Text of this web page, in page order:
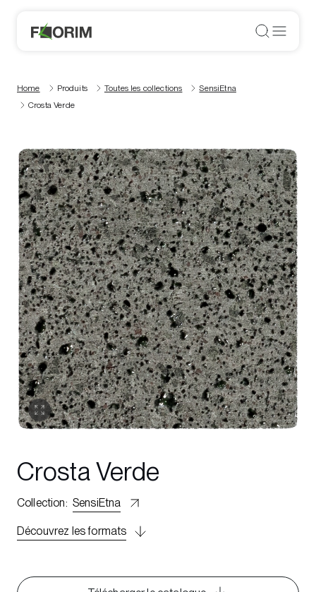
Home Produits Toutes les collections
SensiEtna
Crosta Verde
Crosta Verde
Collection: SensiEtna
Découvrez les formats